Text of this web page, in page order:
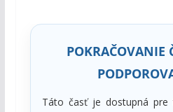
POKRAČOVANIE
Táto časť je dostupná pre